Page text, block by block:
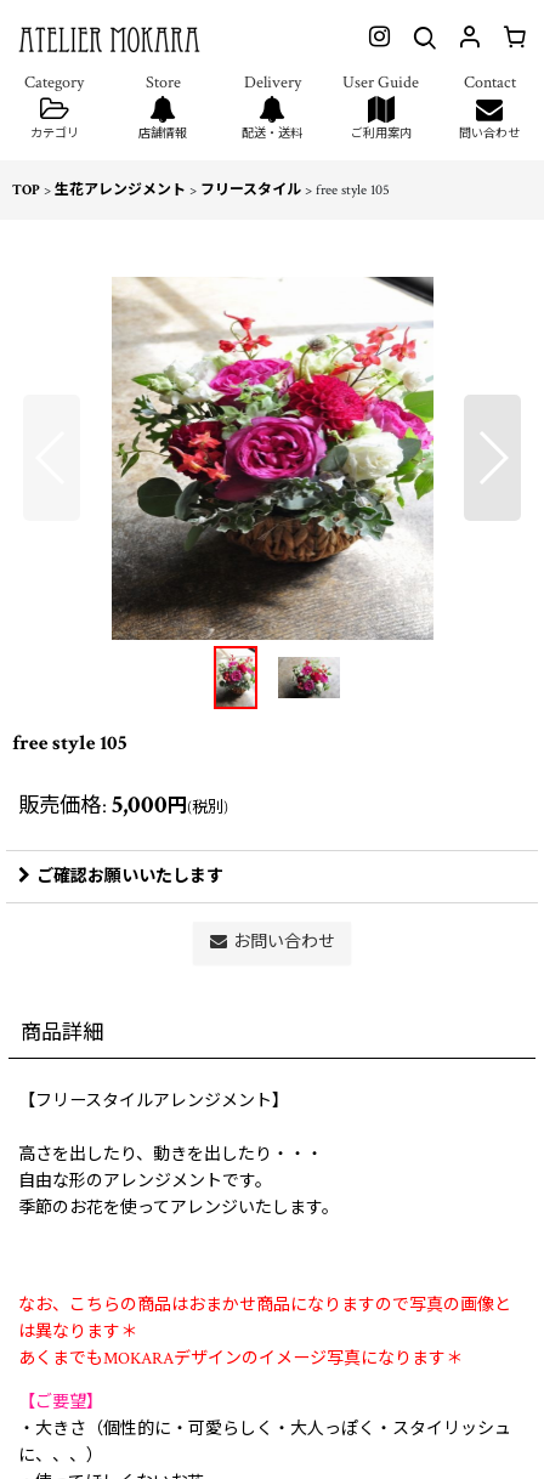
カテゴリ 店舗情報 配送・送料 ご利用案内 問い合わせ
TOP > 生花アレンジメント > フリースタイル > free style 105
free style 105
販売価格: 5,000円(税別)
ご確認お願いいたします
お問い合わせ
商品詳細
【フリースタイルアレンジメント】
高さを出したり、動きを出したり・・・
自由な形のアレンジメントです。
季節のお花を使ってアレンジいたします。
なお、こちらの商品はおまかせ商品になりますので写真の画像と
は異なります＊
あくまでもMOKARAデザインのイメージ写真になります＊
【ご要望】
・大きさ（個性的に・可愛らしく・大人っぽく・スタイリッシュ
に、、、）